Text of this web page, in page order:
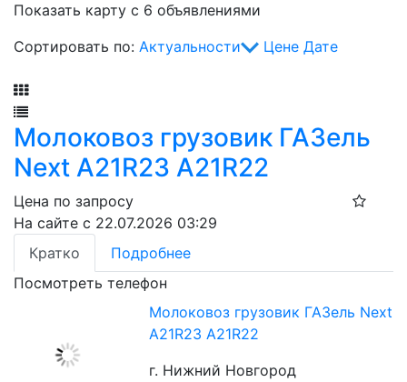
Показать карту с 6 объявлениями
Сортировать по: Актуальности Цене Дате
Молоковоз грузовик ГАЗель
Next А21R23 А21R22
Цена по запросу
На сайте с 22.07.2026 03:29
Кратко
Подробнее
Посмотреть телефон
Молоковоз грузовик ГАЗель Next
А21R23 А21R22
г. Нижний Новгород